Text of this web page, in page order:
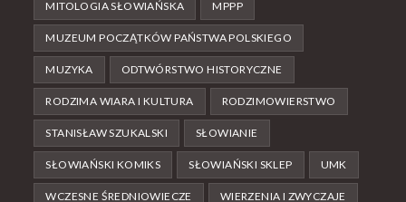
MITOLOGIA SŁOWIAŃSKA MPPP
MUZEUM POCZĄTKÓW PAŃSTWA POLSKIEGO
MUZYKA ODTWÓRSTWO HISTORYCZNE
RODZIMA WIARA I KULTURA RODZIMOWIERSTWO
STANISŁAW SZUKALSKI SŁOWIANIE
SŁOWIAŃSKI KOMIKS SŁOWIAŃSKI SKLEP UMK
WCZESNE ŚREDNIOWIECZE WIERZENIA I ZWYCZAJE